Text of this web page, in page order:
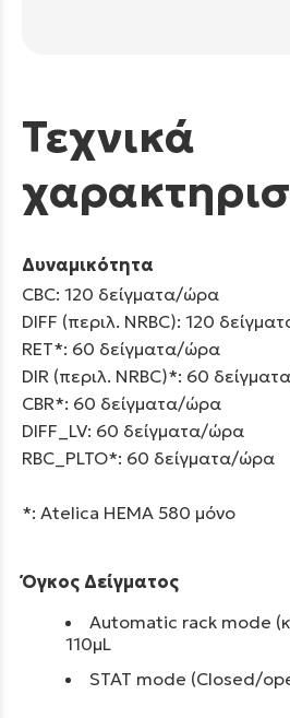
Τεχνικά
Δυναμικότητα
CBC: 120 δείγματα/ώρα
DIFF (περιλ. NRBC): 120
RET*: 60 δείγματα/ώρα
DIR (περιλ. NRBC)*: 60
CBR*: 60 δείγματα/ώρα
DIFF_LV: 60 δείγματα/ώρα
RBC_PLTO*: 60 δείγματα/ώρα
*: Atelica HEMA 580 μόνο
Όγκος Δείγματος
Automatic rack mode
110μL
STAT mode (Closed/